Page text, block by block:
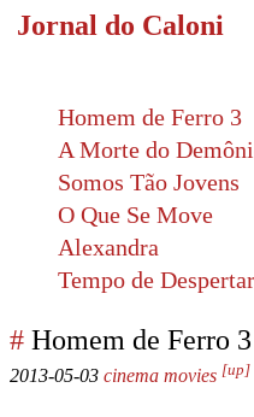
Jornal do Caloni
Homem de Ferro 3
A Morte do
Somos Tão Jovens
O Que Se Move
Alexandra
Tempo de Despertar
# Homem de Ferro 3
2013-05-03 cinema movies [up]